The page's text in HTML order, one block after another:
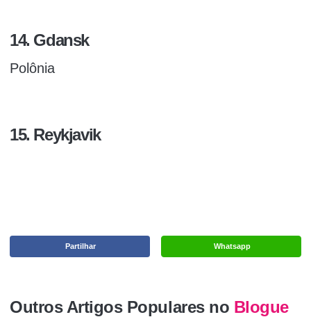
14. Gdansk
Polônia
15. Reykjavik
Whatsapp
Partilhar
Outros Artigos Populares no Blogue